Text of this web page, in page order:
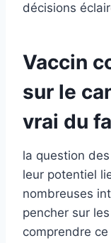
décisions
Vaccin
sur le
vrai du
la question
leur potentiel
nombreuses
pencher sur
comprendre